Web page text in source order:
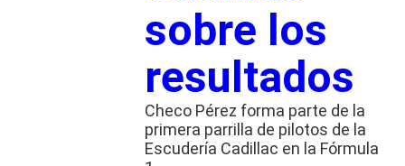
sobre los
resultados
Checo Pérez forma parte de la
primera parrilla de pilotos de la
Escudería Cadillac en la Fórmula